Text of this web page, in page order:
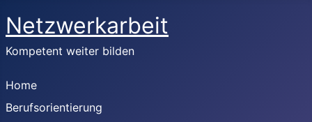
Netzwerkarbeit
Kompetent weiter bilden
Home
Berufsorientierung